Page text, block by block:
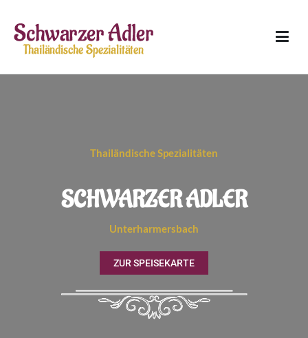
Schwarzer Adler
Thailändische Spezialitäten
SCHWARZER ADLER
Unterharmersbach
ZUR SPEISEKARTE